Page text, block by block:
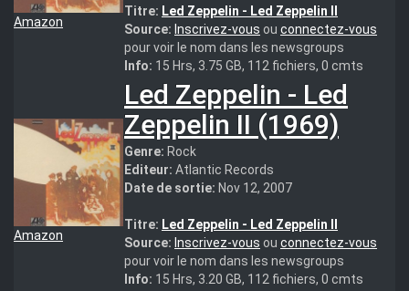
Amazon
Titre: Led Zeppelin - Led Zeppelin II
Source: Inscrivez-vous ou connectez-vous
pour voir le nom dans les newsgroups
Info: 15 Hrs, 3.75 GB, 112 fichiers, 0 cmts
Amazon
Led Zeppelin - Led
Zeppelin II (1969)
Genre: Rock
Editeur: Atlantic Records
Date de sortie: Nov 12, 2007
Titre: Led Zeppelin - Led Zeppelin II
Source: Inscrivez-vous ou connectez-vous
pour voir le nom dans les newsgroups
Info: 15 Hrs, 3.20 GB, 112 fichiers, 0 cmts